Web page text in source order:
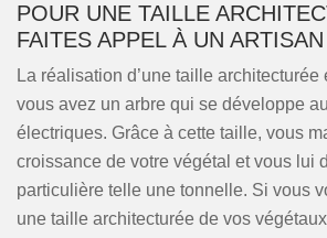
POUR UNE TAILLE
FAITES APPEL À UN
La réalisation d’une taille
vous avez un arbre qui se développe
électriques. Grâce à cette taille, vous
croissance de votre végétal et vous lui
particulière telle une tonnelle. Si vous
une taille architecturée de vos